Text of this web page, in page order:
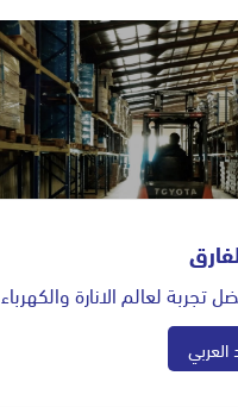
تجربة لعالم الانارة والكهرباء
العربي